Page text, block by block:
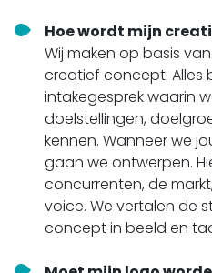
Hoe wordt mijn
Wij maken op basis
creatief concept. Alles
intakegesprek waarin
doelstellingen,
kennen. Wanneer we
gaan we ontwerpen.
concurrenten, de
voice. We vertalen de
concept in beeld en